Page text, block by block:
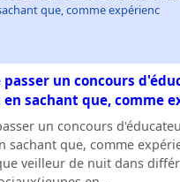
que, comme expérienc
passer un concours
sachant que, comme
un concours
sachant que, comme
veilleur de nuit dans